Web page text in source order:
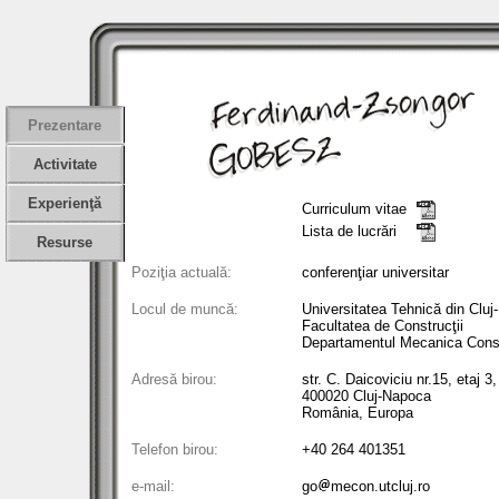
Prezentare
Activitate
Experienţă
Resurse
Curriculum vitae
Lista de lucrări
Poziţia actuală: conferenţiar universitar
Locul de muncă:
Universitatea Tehnică din
Facultatea de Construcţii
Departamentul Mecanica
Adresă birou:
str. C. Daicoviciu nr.15, etaj
400020 Cluj-Napoca
România, Europa
Telefon birou: +40 264 401351
e-mail: go mecon.utcluj.ro